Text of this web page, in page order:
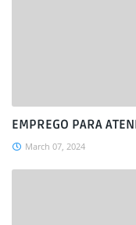
EMPREGO PARA
March 07, 2024